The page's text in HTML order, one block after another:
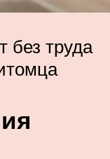
без труда